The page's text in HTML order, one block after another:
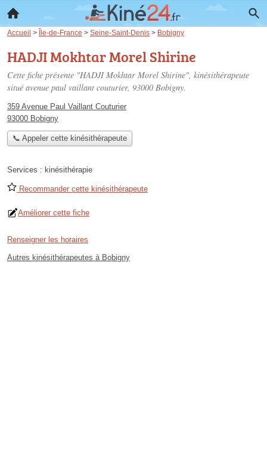
Accueil > Île-de-France > Seine-Saint-Denis > Bobigny
HADJI Mokhtar Morel Shirine
Cette fiche présente "HADJI Mokhtar Morel Shirine", kinésithérapeute
situé avenue paul vaillant couturier, 93000 Bobigny.
359 Avenue Paul Vaillant Couturier
93000 Bobigny
📞 Appeler cette kinésithérapeute
Services : kinésithérapie
Recommander cette kinésithérapeute
Améliorer cette fiche
Renseigner les horaires
Autres kinésithérapeutes à Bobigny